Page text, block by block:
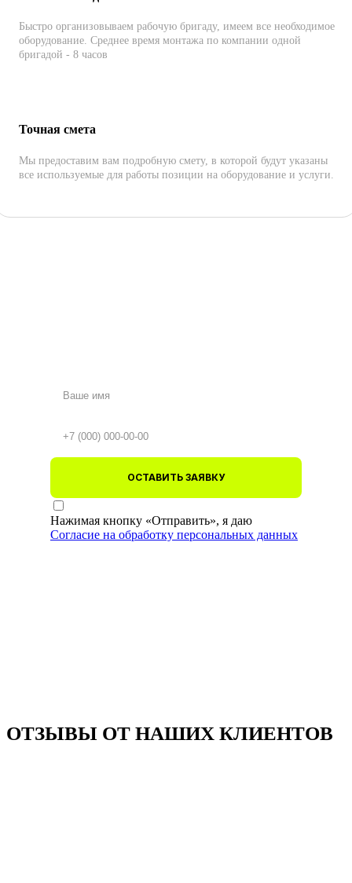
Быстро организовываем рабочую бригаду, имеем все необходимое
оборудование. Среднее время монтажа по компании одной
бригадой - 8 часов
Точная смета
Мы предоставим вам подробную смету, в которой будут указаны
все используемые для работы позиции на оборудование и услуги.
ОСТАВИТЬ ЗАЯВКУ
Нажимая кнопку «Отправить», я даю
Согласие на обработку персональных данных
ОТЗЫВЫ ОТ НАШИХ КЛИЕНТОВ